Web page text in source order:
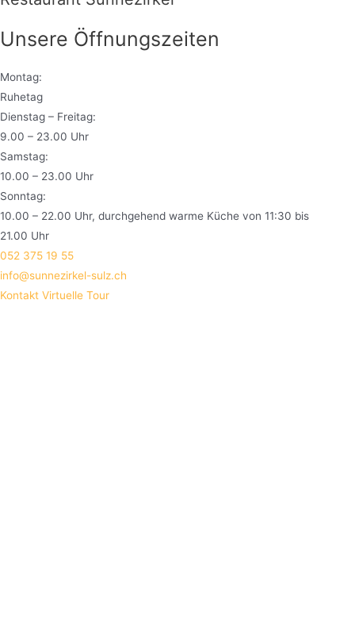
Unsere Öffnungszeiten
Montag:
Ruhetag
Dienstag – Freitag:
9.00 – 23.00 Uhr
Samstag:
10.00 – 23.00 Uhr
Sonntag:
10.00 – 22.00 Uhr, durchgehend warme Küche von 11:30 bis
21.00 Uhr
052 375 19 55
info@sunnezirkel-sulz.ch
Kontakt Virtuelle Tour